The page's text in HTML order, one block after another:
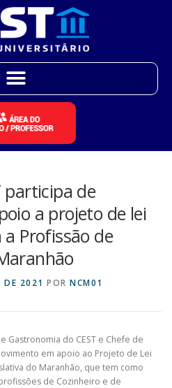
participa de
a projeto de lei
Profissão de
DE 2021 POR NCM01
Gastronomia do CEST e Chefe de
em apoio ao Projeto de Lei
do Maranhão, que tem como
de Cozinheiro e de